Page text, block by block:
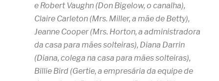
e Robert Vaughn (Don Bigelow, o canalha),
Claire Carleton (Mrs. Miller, a mãe de Betty),
Jeanne Cooper (Mrs. Horton, a administradora
da casa para mães solteiras), Diana Darrin
(Diana, colega na casa para mães solteiras),
Billie Bird (Gertie, a empresária da equipe de